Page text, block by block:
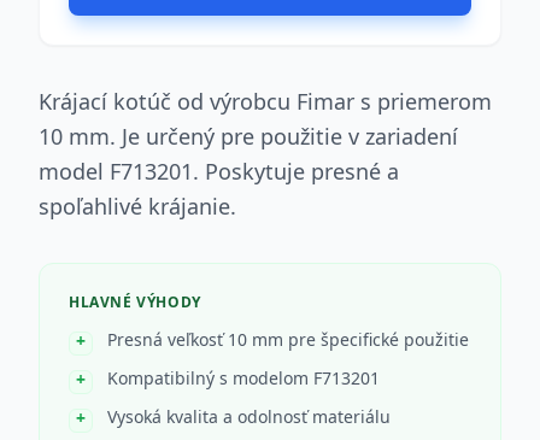
Krájací kotúč od výrobcu Fimar s priemerom
10 mm. Je určený pre použitie v zariadení
model F713201. Poskytuje presné a
spoľahlivé krájanie.
HLAVNÉ VÝHODY
Presná veľkosť 10 mm pre špecifické použitie
Kompatibilný s modelom F713201
Vysoká kvalita a odolnosť materiálu